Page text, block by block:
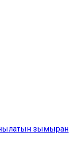
зымыран